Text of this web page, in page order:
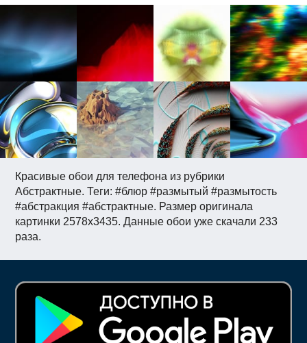
Красивые обои для телефона из рубрики
Абстрактные. Теги: #блюр #размытый #размытость
#абстракция #абстрактные. Размер оригинала
картинки 2578x3435. Данные обои уже скачали 233
раза.